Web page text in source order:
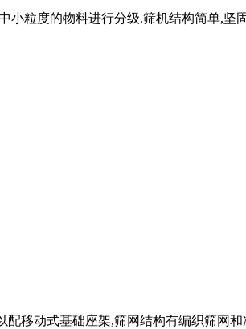
粒度的物料进行分级.筛机结构简单,坚
移动式基础座架,筛网结构有编织筛网